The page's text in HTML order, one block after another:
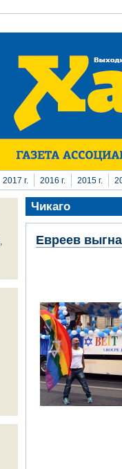
2017 г. 2016 г. 2015 г.
Чикаго
Евреев